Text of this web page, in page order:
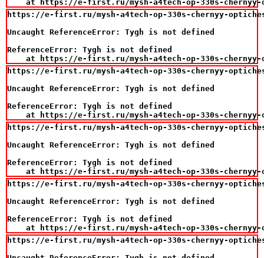
at https://e-first.ru/mysh-a4tech-op-330s-
https://e-first.ru/mysh-a4tech-op-330s-chernyy-
Uncaught ReferenceError: Tygh is not defined
ReferenceError: Tygh is not defined
at https://e-first.ru/mysh-a4tech-op-330s-
https://e-first.ru/mysh-a4tech-op-330s-chernyy-
Uncaught ReferenceError: Tygh is not defined
ReferenceError: Tygh is not defined
at https://e-first.ru/mysh-a4tech-op-330s-
https://e-first.ru/mysh-a4tech-op-330s-chernyy-
Uncaught ReferenceError: Tygh is not defined
ReferenceError: Tygh is not defined
at https://e-first.ru/mysh-a4tech-op-330s-
https://e-first.ru/mysh-a4tech-op-330s-chernyy-
Uncaught ReferenceError: Tygh is not defined
ReferenceError: Tygh is not defined
at https://e-first.ru/mysh-a4tech-op-330s-
https://e-first.ru/mysh-a4tech-op-330s-chernyy-